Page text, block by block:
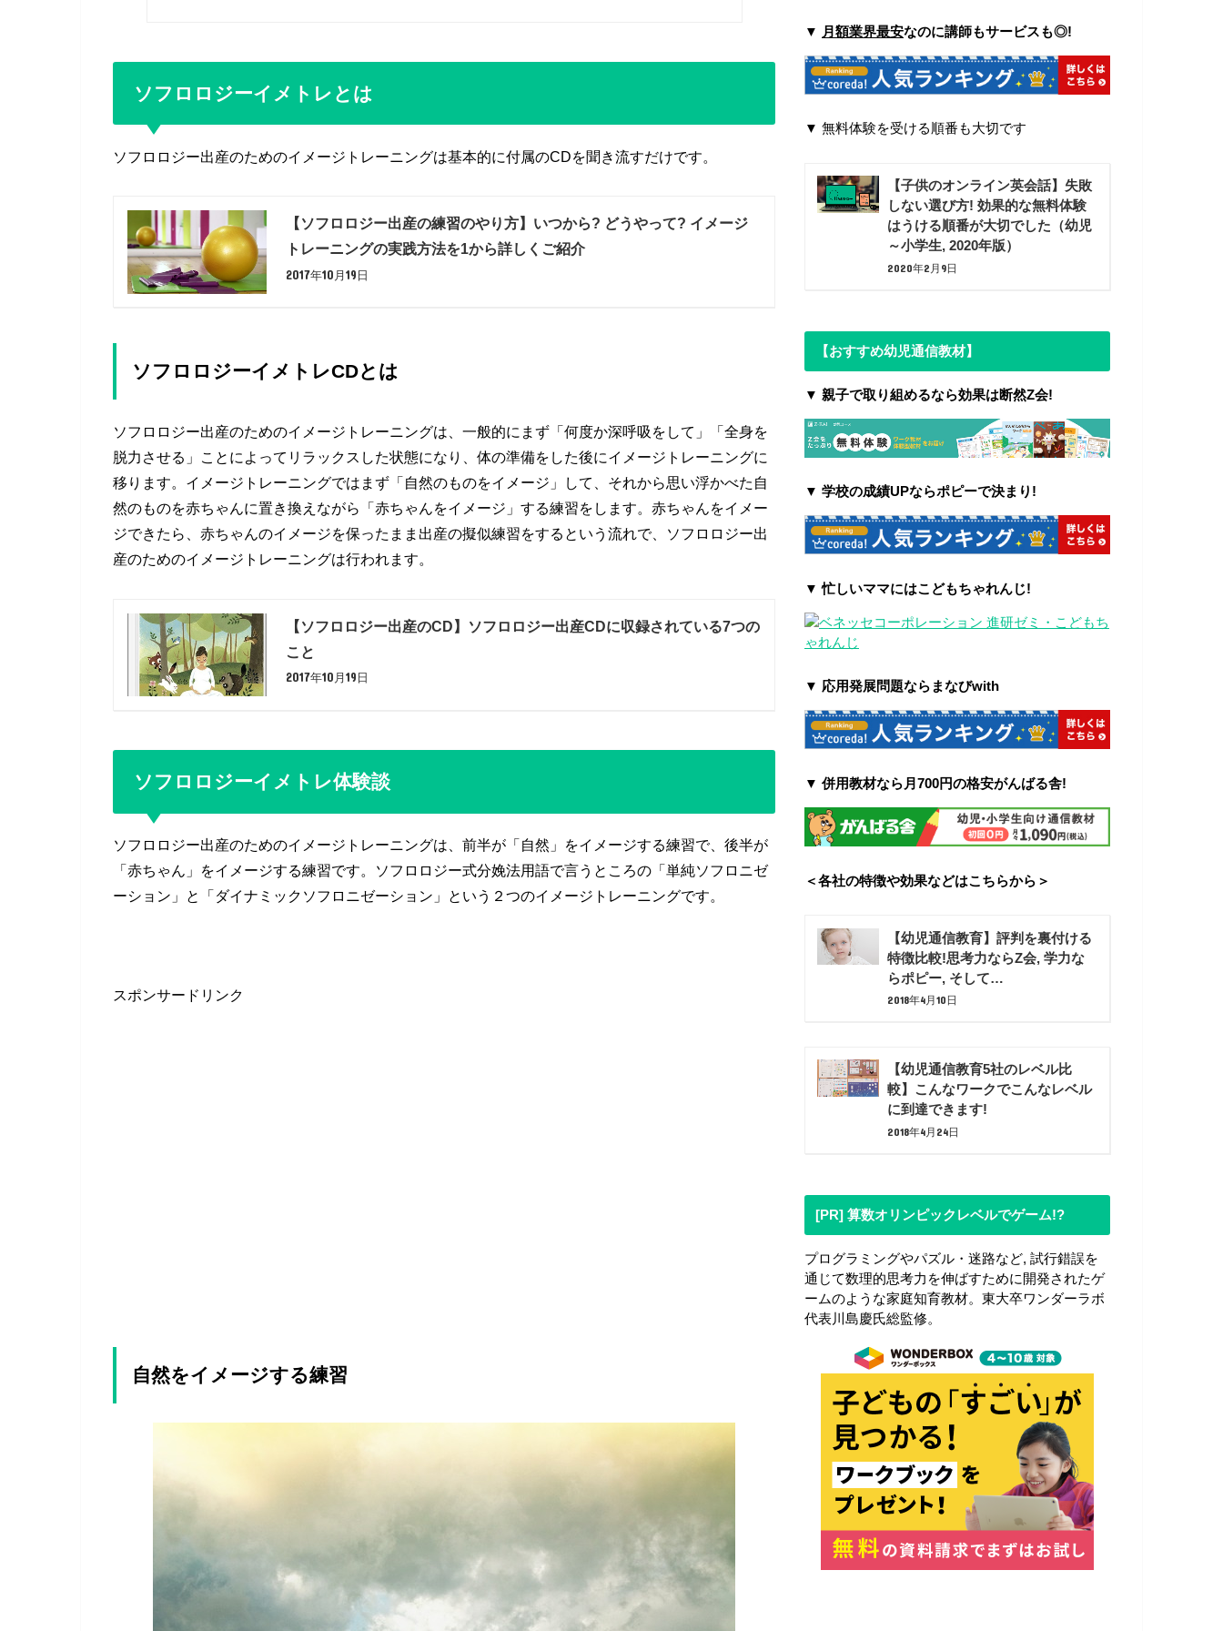
ソフロロジーイメトレとは
ソフロロジー出産のためのイメージトレーニングは基本的に付属のCDを聞き流すだけです。
【ソフロロジー出産の練習のやり方】いつから? どうやって? イメージ
トレーニングの実践方法を1から詳しくご紹介
2017年10月19日
ソフロロジーイメトレCDとは
ソフロロジー出産のためのイメージトレーニングは、一般的にまず「何度か深呼吸をして」「全身を
脱力させる」ことによってリラックスした状態になり、体の準備をした後にイメージトレーニングに
移ります。イメージトレーニングではまず「自然のものをイメージ」して、それから思い浮かべた自
然のものを赤ちゃんに置き換えながら「赤ちゃんをイメージ」する練習をします。赤ちゃんをイメー
ジできたら、赤ちゃんのイメージを保ったまま出産の擬似練習をするという流れで、ソフロロジー出
産のためのイメージトレーニングは行われます。
【ソフロロジー出産のCD】ソフロロジー出産CDに収録されている7つの
こと
2017年10月19日
ソフロロジーイメトレ体験談
ソフロロジー出産のためのイメージトレーニングは、前半が「自然」をイメージする練習で、後半が
「赤ちゃん」をイメージする練習です。ソフロロジー式分娩法用語で言うところの「単純ソフロニゼ
ーション」と「ダイナミックソフロニゼーション」という２つのイメージトレーニングです。
スポンサードリンク
自然をイメージする練習
▼ 月額業界最安なのに講師もサービスも◎!
▼ 無料体験を受ける順番も大切です
【子供のオンライン英会話】失敗
しない選び方! 効果的な無料体験
はうける順番が大切でした（幼児
～小学生, 2020年版）
2020年2月9日
【おすすめ幼児通信教材】
▼ 親子で取り組めるなら効果は断然Z会!
▼ 学校の成績UPならポピーで決まり!
▼ 忙しいママにはこどもちゃれんじ!
▼ 応用発展問題ならまなびwith
▼ 併用教材なら月700円の格安がんばる舎!
＜各社の特徴や効果などはこちらから＞
【幼児通信教育】評判を裏付ける
特徴比較!思考力ならZ会, 学力な
らポピー, そして…
2018年4月10日
【幼児通信教育5社のレベル比
較】こんなワークでこんなレベル
に到達できます!
2018年4月24日
[PR] 算数オリンピックレベルでゲーム!?
プログラミングやパズル・迷路など, 試行錯誤を
通じて数理的思考力を伸ばすために開発されたゲ
ームのような家庭知育教材。東大卒ワンダーラボ
代表川島慶氏総監修。